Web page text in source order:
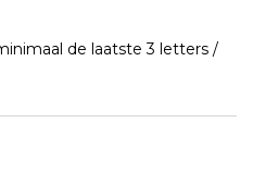
de laatste 3 letters /